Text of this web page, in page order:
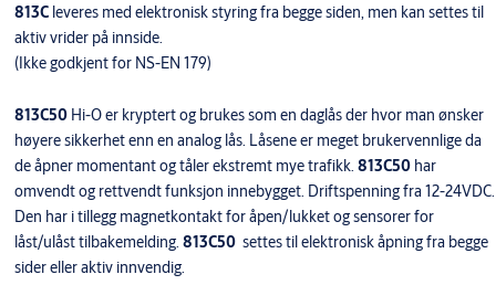
813Cleveres med elektronisk styring fra begge siden, men kan settes til
aktiv vrider på innside.
(Ikke godkjent for NS-EN 179)
813C50Hi-O er kryptert og brukes som en daglås der hvor man ønsker
høyere sikkerhet enn en analog lås. Låsene er meget brukervennlige da
de åpner momentant og tåler ekstremt mye trafikk. 813C50har
omvendt og rettvendt funksjon innebygget. Driftspenning fra 12-24VDC.
Den har i tillegg magnetkontakt for åpen/lukket og sensorer for
låst/ulåst tilbakemelding. 813C50 settes til elektronisk åpning fra begge
sider eller aktiv innvendig.